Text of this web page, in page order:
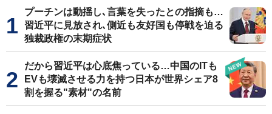
プーチンは動揺し､言葉を失ったとの指摘も…
習近平に見放され､側近も友好国も停戦を迫る
独裁政権の末期症状
だから習近平は心底焦っている…中国のITも
EVも壊滅させる力を持つ日本が世界シェア8
割を握る"素材"の名前